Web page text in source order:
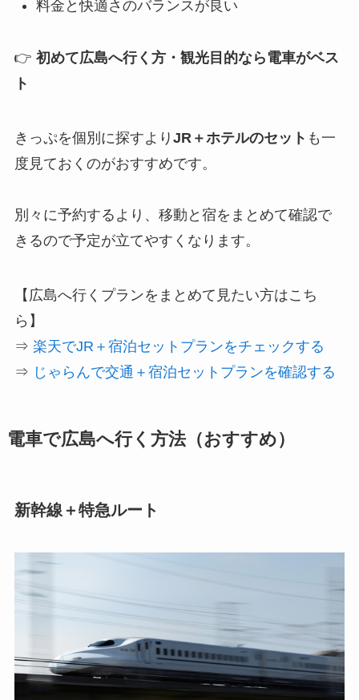
料金と快適さのバランスが良い
👉 初めて広島へ行く方・観光目的なら電車がベス
ト
きっぷを個別に探すより JR＋ホテルのセット も一
度見ておくのがおすすめです。
別々に予約するより、移動と宿をまとめて確認で
きるので予定が立てやすくなります。
【広島へ行くプランをまとめて見たい方はこち
ら】
⇒ 楽天でJR＋宿泊セットプランをチェックする
⇒ じゃらんで交通＋宿泊セットプランを確認する
電車で広島へ行く方法（おすすめ）
新幹線＋特急ルート